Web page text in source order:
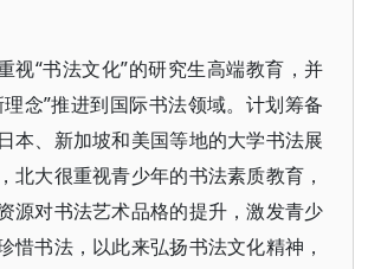
视“书法文化”的研究生高端教育，并
念”推进到国际书法领域。计划筹备
本、新加坡和美国等地的大学书法展
北大很重视青少年的书法素质教育，
源对书法艺术品格的提升，激发青少
惜书法，以此来弘扬书法文化精神，